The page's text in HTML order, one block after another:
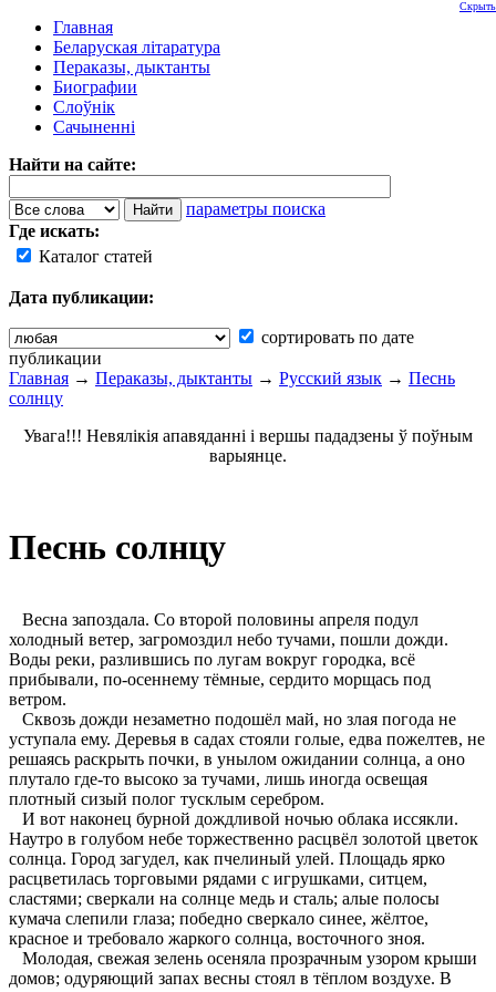
Главная
Беларуская літаратура
Пераказы, дыктанты
Биографии
Слоўнік
Сачыненні
Найти на сайте:
параметры поиска
Где искать:
Каталог статей
Дата публикации:
сортировать по дате
публикации
Скрыть
Главная → Пераказы, дыктанты → Русский язык → Песнь
солнцу
Увага!!! Невялікія апавяданні і вершы пададзены ў поўным
варыянце.
Песнь солнцу
Весна запоздала. Со второй половины апреля подул
холодный ветер, загромоздил небо тучами, пошли дожди.
Воды реки, разлившись по лугам вокруг городка, всё
прибывали, по-осеннему тёмные, сердито морщась под
ветром.
Сквозь дожди незаметно подошёл май, но злая погода не
уступала ему. Деревья в садах стояли голые, едва пожелтев, не
решаясь раскрыть почки, в унылом ожидании солнца, а оно
плутало где-то высоко за тучами, лишь иногда освещая
плотный сизый полог тусклым серебром.
И вот наконец бурной дождливой ночью облака иссякли.
Наутро в голубом небе торжественно расцвёл золотой цветок
солнца. Город загудел, как пчелиный улей. Площадь ярко
расцветилась торговыми рядами с игрушками, ситцем,
сластями; сверкали на солнце медь и сталь; алые полосы
кумача слепили глаза; победно сверкало синее, жёлтое,
красное и требовало жаркого солнца, восточного зноя.
Молодая, свежая зелень осеняла прозрачным узором крыши
домов; одуряющий запах весны стоял в тёплом воздухе. В